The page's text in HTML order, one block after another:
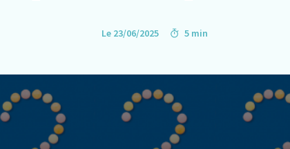
Le 23/06/2025 5 min